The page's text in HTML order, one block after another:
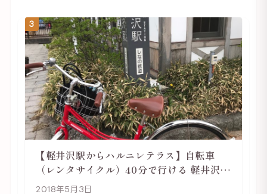
3
【軽井沢駅からハルニレテラス】自転車
（レンタサイクル）40分で行ける 軽井沢旅
行は自転車利用がおススメ
2018年5月3日